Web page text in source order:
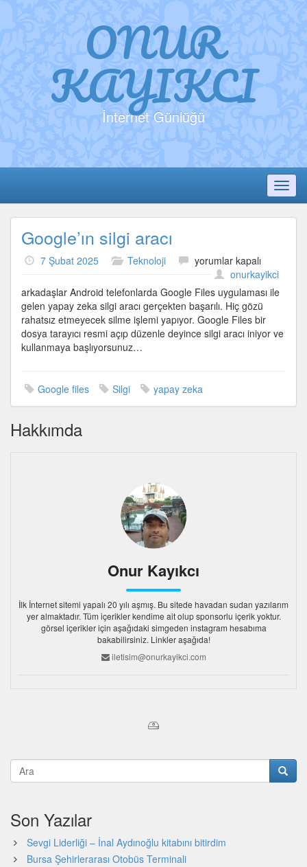
ONUR
KAYIKCI
İnternet Günlüğü
Google’ın silgi aracı
7 Şubat 2025 Teknoloji
Google’ın
aracı
için
yorumlar kapalı
onurkayikci
arkadaşlar Android telefonlarda Google Files uygulaması ile
gelen yapay zeka silgi aracı gerçekten başarılı. Hiç gözü
rahatsız etmeyecek silme işlemi yapıyor. Google Files bir
dosya tarayıcı resmi açıp düzenle deyince silgi aracı iniyor ve
kullanmaya başlıyorsunuz…
Google files Silgi yapay zeka
Hakkımda
Onur Kayıkcı
İlk İnternet sitemi yapalı 20 yılı aşmış. Bu sitede havadan sudan yazılarım
yer almaktadır. Tüm içerikler kendime ait olup sponsorlu içerik yoktur.
görsel içerikler için aşağıdaki simgeden instagram hesabıma
bakabilirsiniz. Linkler aşağıda!
iletisim@onurkayikci.com
Son Yazılar
Sevgi Liderliği – İnal Aydınoğlu kitabını bitirdim
Bursa Şehirlerarası Otobüs Terminali